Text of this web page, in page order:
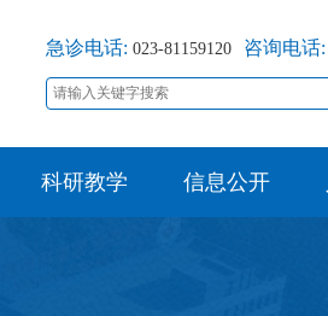
急诊电话: 023-81159120 咨询电话:
科研教学 信息公开